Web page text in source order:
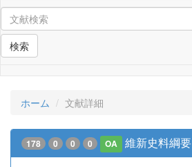
検索
ホーム 文献詳細
178 0 0 0 OA 維新史料綱要